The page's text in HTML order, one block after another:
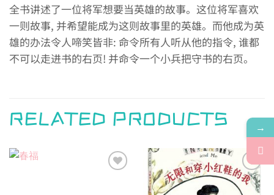
全书讲述了一位将军想要当英雄的故事。这位将军喜欢
一则故事, 并希望能成为这则故事里的英雄。而他成为英
雄的办法令人啼笑皆非: 命令所有人听从他的指令, 谁都
不可以走进书的右页! 并命令一个小兵把守书的右页。
RELATED PRODUCTS
Add to
wishlist
→